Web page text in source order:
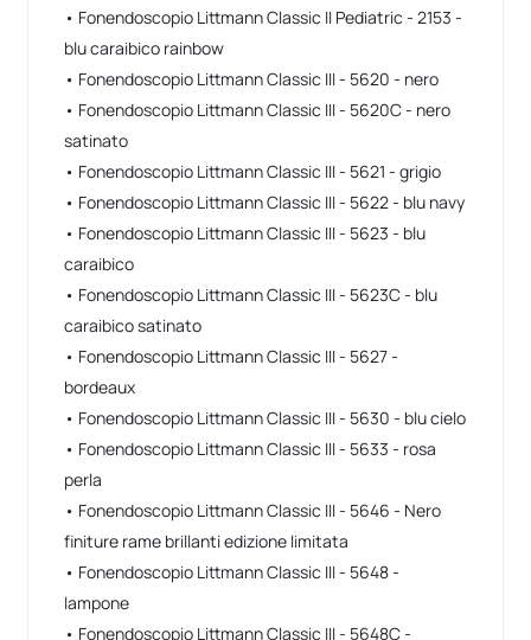
• Fonendoscopio Littmann Classic II Pediatric - 2153 -
blu caraibico rainbow
• Fonendoscopio Littmann Classic III - 5620 - nero
• Fonendoscopio Littmann Classic III - 5620C - nero
satinato
• Fonendoscopio Littmann Classic III - 5621 - grigio
• Fonendoscopio Littmann Classic III - 5622 - blu navy
• Fonendoscopio Littmann Classic III - 5623 - blu
caraibico
• Fonendoscopio Littmann Classic III - 5623C - blu
caraibico satinato
• Fonendoscopio Littmann Classic III - 5627 -
bordeaux
• Fonendoscopio Littmann Classic III - 5630 - blu cielo
• Fonendoscopio Littmann Classic III - 5633 - rosa
perla
• Fonendoscopio Littmann Classic III - 5646 - Nero
finiture rame brillanti edizione limitata
• Fonendoscopio Littmann Classic III - 5648 -
lampone
• Fonendoscopio Littmann Classic III - 5648C -